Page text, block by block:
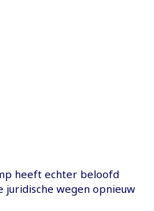
heeft echter beloofd
juridische wegen opnieuw